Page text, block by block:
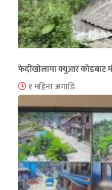
फेदीखोलामा क्युआर कोडबाट
१ महिना अगाडि